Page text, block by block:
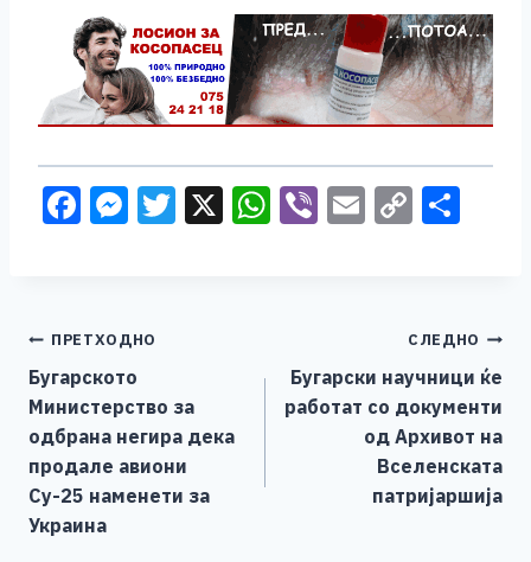
F
b
o
o
k
M
n
g
er
T X W
A
p
p
Vi E C
Li
n
k
Навигација
на
напис
ПРЕТХОДНО
Бугарското
Министерство за
одбрана негира дека
продале авиони
Су-25 наменети за
Украина
СЛЕДНО
Бугарски научници ќе
работат со документи
од Архивот на
Вселенската
патријаршија